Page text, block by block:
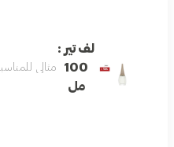
لف تير :
100
مل
مثالي